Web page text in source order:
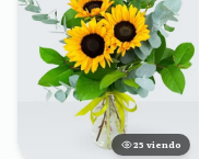
25 viendo